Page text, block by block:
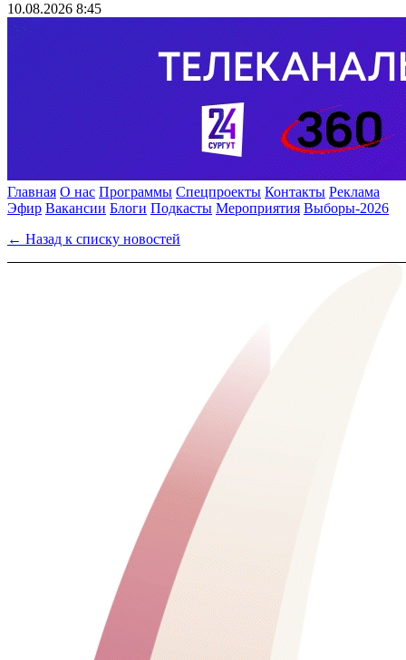
10.08.2026 8:45
Главная О нас Программы Спецпроекты Контакты Реклама
Эфир Вакансии Блоги Подкасты Мероприятия Выборы-2026
← Назад к списку новостей